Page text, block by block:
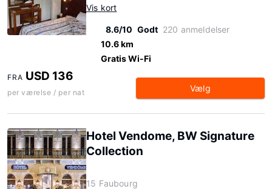
Vis kort
8.6/10 Godt 220 anmeldelser
10.6 km
Gratis Wi-Fi
FRA USD 136
per værelse / per nat Vælg
Hotel Vendome, BW Signature
Collection
15 Faubourg